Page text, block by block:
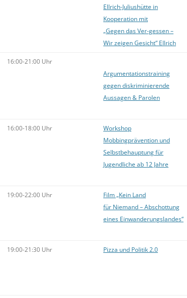
Ellrich-Juliushütte in
Kooperation mit
„Gegen das Ver-gessen –
Wir zeigen Gesicht“ Ellrich
16:00-21:00 Uhr
Argumentationstraining
gegen diskriminierende
Aussagen & Parolen
16:00-18:00 Uhr
Workshop
Mobbingprävention und
Selbstbehauptung für
Jugendliche ab 12 Jahre
19:00-22:00 Uhr
Film „Kein Land
für Niemand – Abschottung
eines Einwanderungslandes“
19:00-21:30 Uhr Pizza und Politik 2.0